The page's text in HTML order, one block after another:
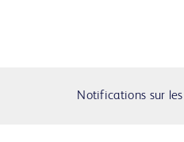
Notifications sur